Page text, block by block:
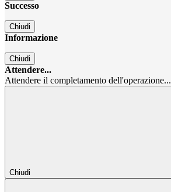
Successo
Chiudi
Informazione
Chiudi
Attendere...
Attendere il completamento dell'operazione...
Chiudi